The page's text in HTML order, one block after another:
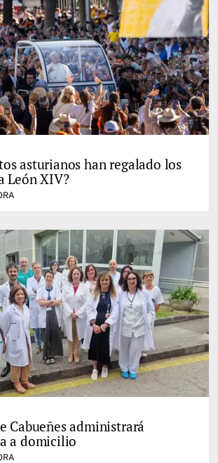
asturianos han regalado los
León XIV?
Cabueñes administrará
a domicilio